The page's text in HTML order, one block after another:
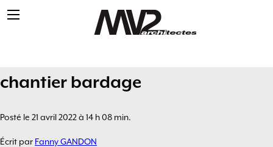
chantier bardage
Posté le 21 avril 2022 à 14 h 08 min.
Écrit par Fanny GANDON